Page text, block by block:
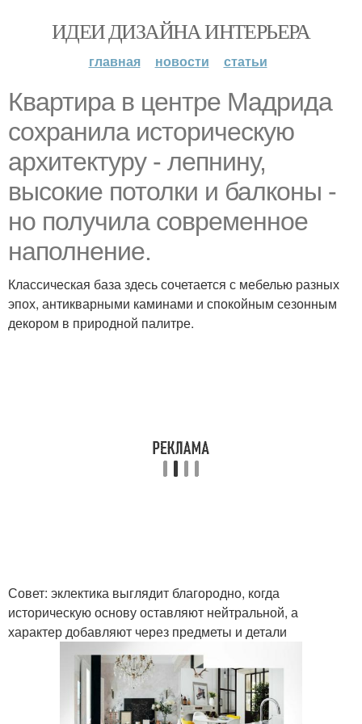
ИДЕИ ДИЗАЙНА ИНТЕРЬЕРА
главная новости статьи
Квартира в центре Мадрида
сохранила историческую
архитектуру - лепнину,
высокие потолки и балконы -
но получила современное
наполнение.
Классическая база здесь сочетается с мебелью разных
эпох, антикварными каминами и спокойным сезонным
декором в природной палитре.
Совет: эклектика выглядит благородно, когда
историческую основу оставляют нейтральной, а
характер добавляют через предметы и детали